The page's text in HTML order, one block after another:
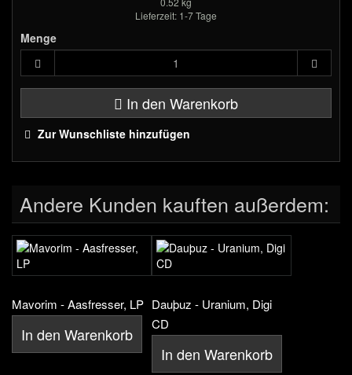
Lieferzeit: 1-7 Tage
Menge
In den Warenkorb
Zur Wunschliste hinzufügen
Andere Kunden kauften außerdem:
Mavorim - Aasfresser, LP
In den Warenkorb
Dauþuz - Uranium, Digi
CD
In den Warenkorb